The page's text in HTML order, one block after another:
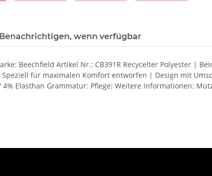
Benachrichtigen, wenn verfügbar
Beechfield Artikel Nr.: CB391R Recycelter Polyester |
für maximalen Komfort entworfen | Design mit
4% Elasthan Grammatur: Pflege: Weitere Informationen: